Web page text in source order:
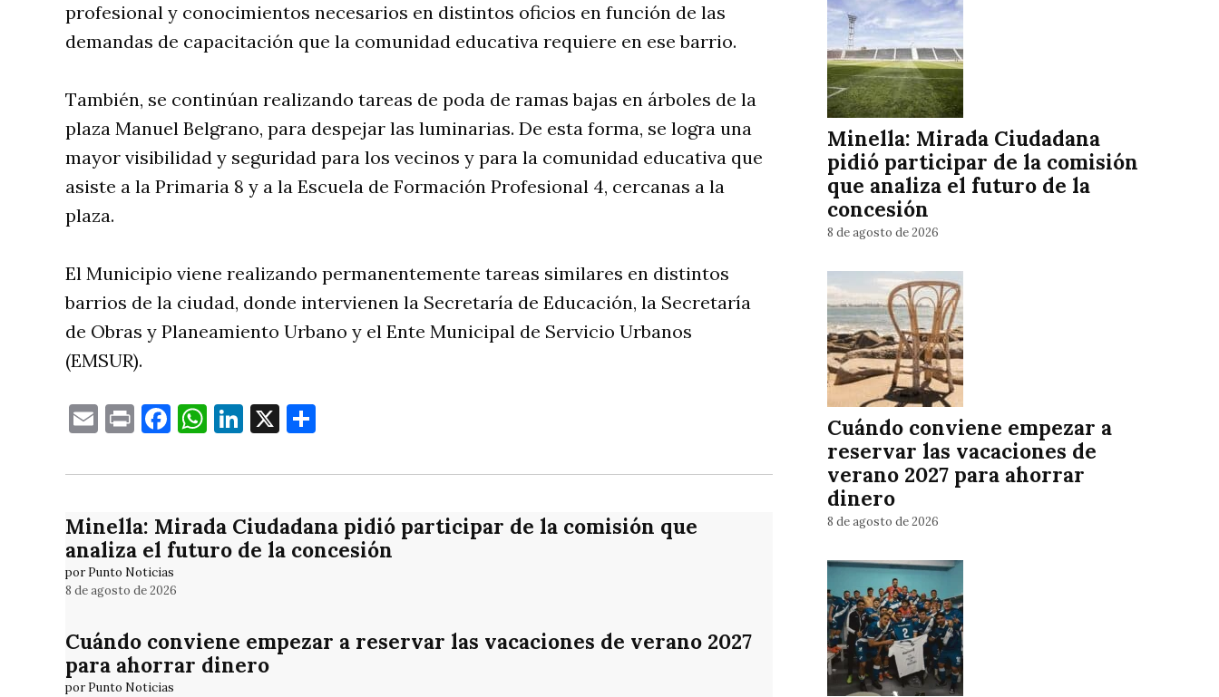
profesional y conocimientos necesarios en distintos oficios en función de las
demandas de capacitación que la comunidad educativa requiere en ese barrio.
También, se continúan realizando tareas de poda de ramas bajas en árboles de la
plaza Manuel Belgrano, para despejar las luminarias. De esta forma, se logra una
mayor visibilidad y seguridad para los vecinos y para la comunidad educativa que
asiste a la Primaria 8 y a la Escuela de Formación Profesional 4, cercanas a la
plaza.
El Municipio viene realizando permanentemente tareas similares en distintos
barrios de la ciudad, donde intervienen la Secretaría de Educación, la Secretaría
de Obras y Planeamiento Urbano y el Ente Municipal de Servicio Urbanos
(EMSUR).
EmailPrintFacebook
WhatsApp
LinkedIn
X
Minella: Mirada Ciudadana pidió participar de la comisión que
analiza el futuro de la concesión
por Punto Noticias
8 de agosto de 2026
Cuándo conviene empezar a reservar las vacaciones de verano 2027
para ahorrar dinero
por Punto Noticias
Minella: Mirada Ciudadana
pidió participar de la comisión
que analiza el futuro de la
concesión
8 de agosto de 2026
Cuándo conviene empezar a
reservar las vacaciones de
verano 2027 para ahorrar
dinero
8 de agosto de 2026